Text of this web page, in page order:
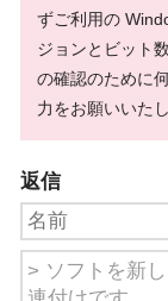
ずご利用の
ジョンとビット
の確認のために
力をお願いいたし
返信